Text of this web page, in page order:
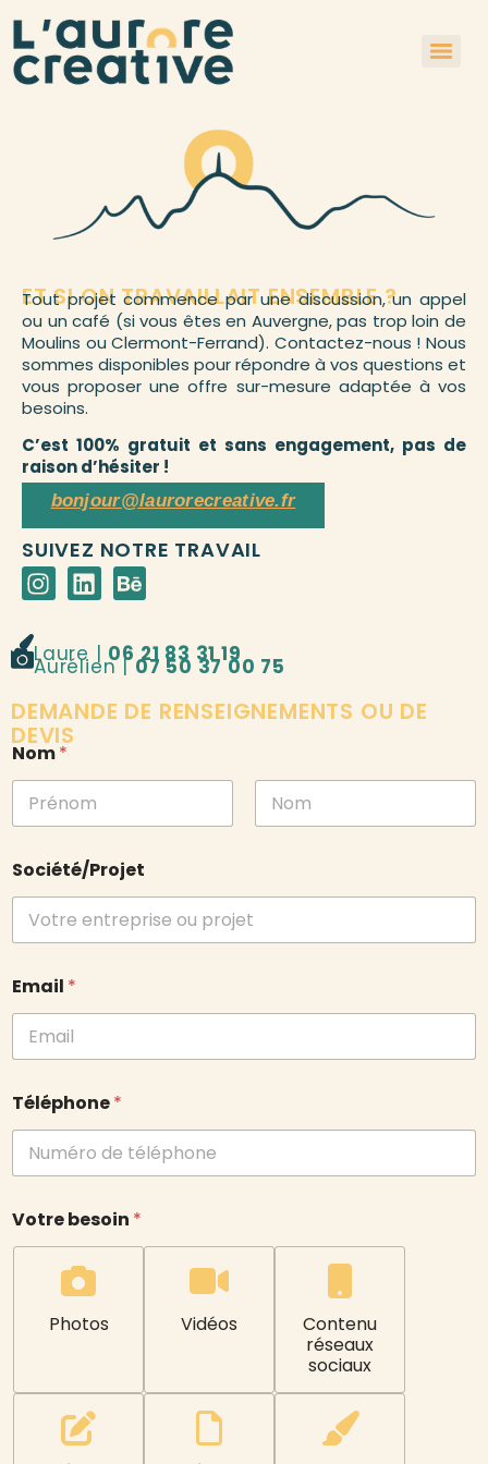
ET SI ON TRAVAILLAIT ENSEMBLE ?
Tout projet commence par une discussion, un appel
ou un café (si vous êtes en Auvergne, pas trop loin de
Moulins ou Clermont-Ferrand). Contactez-nous ! Nous
sommes disponibles pour répondre à vos questions et
vous proposer une offre sur-mesure adaptée à vos
besoins.
C’est 100% gratuit et sans engagement, pas de
raison d’hésiter !
bonjour@laurorecreative.fr
SUIVEZ NOTRE TRAVAIL
Laure | 06 21 83 31 19
Aurélien |07 50 37 00 75
DEMANDE DE RENSEIGNEMENTS OU DE
DEVIS
Nom*
Prénom Nom
Société/Projet
Email *
Téléphone*
Votre besoin *
Photos Vidéos
Contenu
réseaux
sociaux